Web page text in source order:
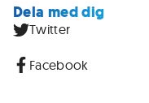
Dela med dig
Twitter
Facebook